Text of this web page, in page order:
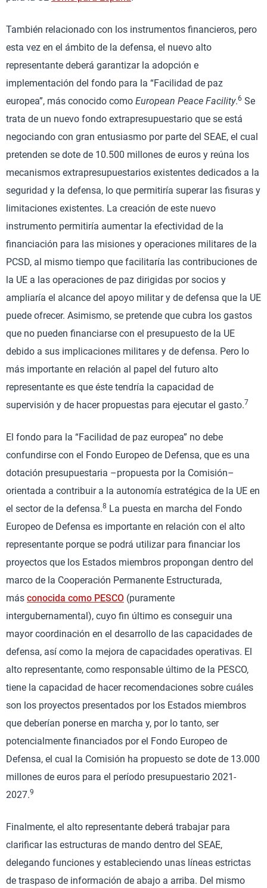
También relacionado con los instrumentos financieros, pero
esta vez en el ámbito de la defensa, el nuevo alto
representante deberá garantizar la adopción e
implementación del fondo para la “Facilidad de paz
europea”, más conocido como European Peace Facility.6 Se
trata de un nuevo fondo extrapresupuestario que se está
negociando con gran entusiasmo por parte del SEAE, el cual
pretenden se dote de 10.500 millones de euros y reúna los
mecanismos extrapresupuestarios existentes dedicados a la
seguridad y la defensa, lo que permitiría superar las fisuras y
limitaciones existentes. La creación de este nuevo
instrumento permitiría aumentar la efectividad de la
financiación para las misiones y operaciones militares de la
PCSD, al mismo tiempo que facilitaría las contribuciones de
la UE a las operaciones de paz dirigidas por socios y
ampliaría el alcance del apoyo militar y de defensa que la UE
puede ofrecer. Asimismo, se pretende que cubra los gastos
que no pueden financiarse con el presupuesto de la UE
debido a sus implicaciones militares y de defensa. Pero lo
más importante en relación al papel del futuro alto
representante es que éste tendría la capacidad de
supervisión y de hacer propuestas para ejecutar el gasto.7
El fondo para la “Facilidad de paz europea” no debe
confundirse con el Fondo Europeo de Defensa, que es una
dotación presupuestaria –propuesta por la Comisión–
orientada a contribuir a la autonomía estratégica de la UE en
el sector de la defensa.8 La puesta en marcha del Fondo
Europeo de Defensa es importante en relación con el alto
representante porque se podrá utilizar para financiar los
proyectos que los Estados miembros propongan dentro del
marco de la Cooperación Permanente Estructurada,
más conocida como PESCO (puramente
intergubernamental), cuyo fin último es conseguir una
mayor coordinación en el desarrollo de las capacidades de
defensa, así como la mejora de capacidades operativas. El
alto representante, como responsable último de la PESCO,
tiene la capacidad de hacer recomendaciones sobre cuáles
son los proyectos presentados por los Estados miembros
que deberían ponerse en marcha y, por lo tanto, ser
potencialmente financiados por el Fondo Europeo de
Defensa, el cual la Comisión ha propuesto se dote de 13.000
millones de euros para el período presupuestario 2021-
2027.9
Finalmente, el alto representante deberá trabajar para
clarificar las estructuras de mando dentro del SEAE,
delegando funciones y estableciendo unas líneas estrictas
de traspaso de información de abajo a arriba. Del mismo